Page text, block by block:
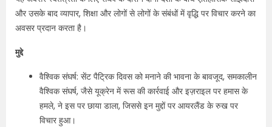
और उसके बाद व्यापार, शिक्षा और लोगों से लोगों के संबंधों में वृद्धि पर विचार करने का
अवसर प्रदान करता है।
मुद्दे
वैश्विक संघर्ष: सेंट पैट्रिक दिवस को मनाने की भावना के बावजूद, समकालीन
वैश्विक संघर्ष, जैसे यूक्रेन में रूस की कार्रवाई और इज़राइल पर हमास के
हमले, ने इस पर छाया डाला, जिससे इन मुद्दों पर आयरलैंड के रुख पर
विचार हुआ।